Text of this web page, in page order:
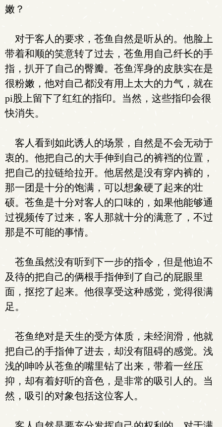
嫩？
对于客人的要求，苍鱼自然是听从的。他脸上
带着和顺的笑意转了过去，苍鱼用自己纤长的手
指，扒开了自己的臀瓣。苍鱼浑身的皮肤实在是
很粉嫩，他对自己都没有用上太大的力气，就在
pi股上留下了红红的指印。当然，这些指印会很
快消失。
客人看到如此诱人的场景，自然是不会无动于
衷的。他把自己的大手伸到自己的裤裆的位置，
把自己的拉链给拉开。他居然是没有穿内裤的，
那一团是十分的饱满，可以想象硬了起来的壮
硕。苍鱼是十分对客人的口味的，如果他能够通
过视频传了过来，客人那就十分的满意了，不过
那是不可能的事情。
苍鱼虽然没有听到下一步的指令，但是他迫不
及待的把自己的俩根手指伸到了自己的屁眼里
面，抠挖了起来。他很享受这种感觉，觉得很满
足。
苍鱼绝对是天生的受方体质，未经润滑，他就
把自己的手指伸了进去，却没有阻碍的感觉。浅
浅的呻吟从苍鱼的嘴里钻了出来，带着一丝压
抑，却有着好听的音色，是非常的吸引人的。当
然，吸引的对象包括这位客人。